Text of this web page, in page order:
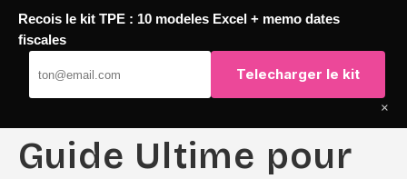
Passer
au
contenu
TaqTaq
Guide Ultime pour
Recois le kit TPE : 10 modeles Excel + memo dates
fiscales
Telecharger le kit
×